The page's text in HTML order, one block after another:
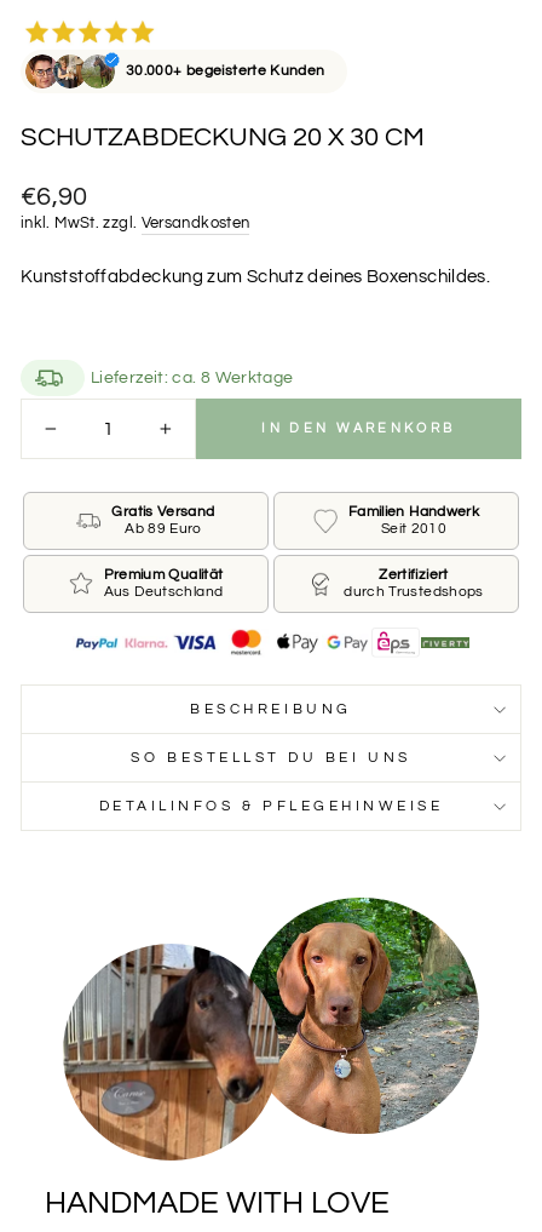
30.000+ begeisterte Kunden
SCHUTZABDECKUNG 20 X 30 CM
Normaler
Preis
€6,90
inkl. MwSt. zzgl. Versandkosten
Kunststoffabdeckung zum Schutz deines Boxenschildes.
Lieferzeit: ca. 8 Werktage
+
IN DEN WARENKORB
Gratis Versand
Ab 89 Euro
Familien Handwerk
Seit 2010
Premium Qualität
Aus Deutschland
Zertifiziert
durch Trustedshops
BESCHREIBUNG
SO BESTELLST DU BEI UNS
DETAILINFOS & PFLEGEHINWEISE
HANDMADE WITH LOVE